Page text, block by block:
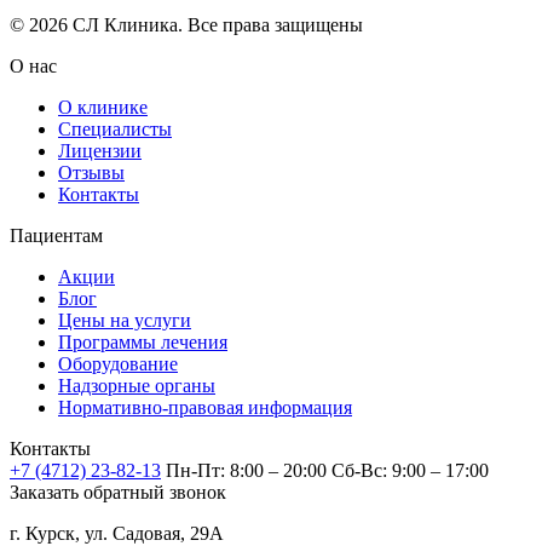
© 2026 СЛ Клиника. Все права защищены
О нас
О клинике
Специалисты
Лицензии
Отзывы
Контакты
Пациентам
Акции
Блог
Цены на услуги
Программы лечения
Оборудование
Надзорные органы
Нормативно-правовая информация
Контакты
+7 (4712) 23-82-13 Пн-Пт: 8:00 – 20:00 Сб-Вс: 9:00 – 17:00
Заказать обратный звонок
г. Курск, ул. Садовая, 29А